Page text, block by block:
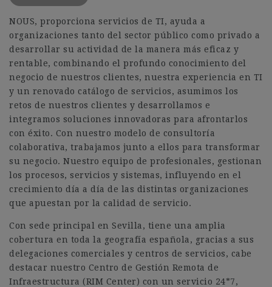
NOUS, proporciona servicios de TI, ayuda a
organizaciones tanto del sector público como privado a
desarrollar su actividad de la manera más eficaz y
rentable, combinando el profundo conocimiento del
negocio de nuestros clientes, nuestra experiencia en TI
y un renovado catálogo de servicios, asumimos los
retos de nuestros clientes y desarrollamos e
integramos soluciones innovadoras para afrontarlos
con éxito. Con nuestro modelo de consultoría
colaborativa, trabajamos junto a ellos para transformar
su negocio. Nuestro equipo de profesionales, gestionan
los procesos, servicios y sistemas, influyendo en el
crecimiento día a día de las distintas organizaciones
que apuestan por la calidad de servicio.
Con sede principal en Sevilla, tiene una amplia
cobertura en toda la geografía española, gracias a sus
delegaciones comerciales y centros de servicios, cabe
destacar nuestro Centro de Gestión Remota de
Infraestructura (RIM Center) con un servicio 24*7,